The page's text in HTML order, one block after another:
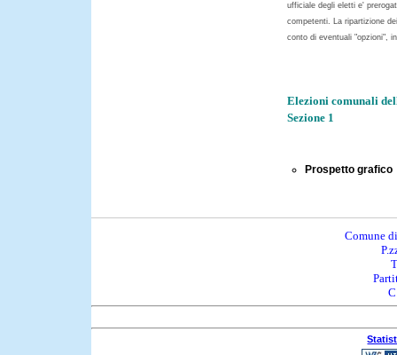
ufficiale degli eletti e'
competenti. La ripartizione
conto di eventuali "opzioni",
Elezioni comunali
Sezione 1
Prospetto grafico
Comune